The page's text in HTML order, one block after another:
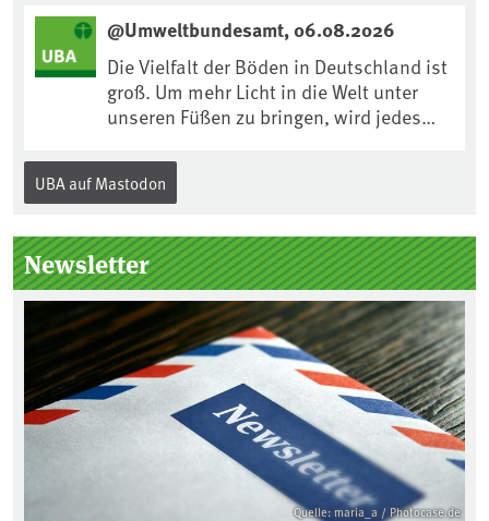
anpassen?🤔Antworten auf diese und
weitere Fragen auf unserer Webseite:
www.uba.de/trockenheit #Trockenheit
#Klimawandel
@Umweltbundesamt, 06.08.2026
Die Vielfalt der Böden in Deutschland ist
groß. Um mehr Licht in die Welt unter
unseren Füßen zu bringen, wird jedes
Internationalen Tag des Bodens, der
„Boden des Jahres“ vorgestellt. Das UBA
Kuratorium, wie wird der Boden des
Jahres ausgewählt und was passiert
eigentlich während eines solchen
Bodenjahres? Infos dazu gibt es im
aktuellen Podcast „Soilcast“. Jetzt
reinhören:
https://soilcast.de/interview/sc202-
interview-die-kuer-der-krume/
UBA auf Mastodon
Newsletter
Quelle: maria_a / Photocase.de